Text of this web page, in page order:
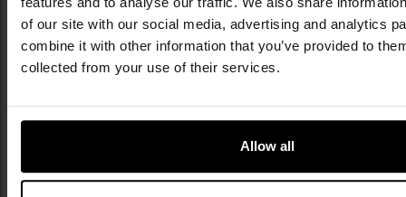
of our site with our social media, advertising and analytics
combine it with other information that you’ve provided to
collected from your use of their services.
Allow all
roku rewolucjonizuje rynek oświetlenia
przenośnego, oferując innowacyjne latarki o
szerokim zastosowaniu. W jej ofercie znajdują
się latarki o dużej mocy przeznaczone dla służb
montażem na broń, jak i kompaktowe latarki do
codziennego noszenia. Dzięki zastosowaniu
najnowszych technologii, wysokiej jakości
tworzy produkty, które wyróżniają się mocą,